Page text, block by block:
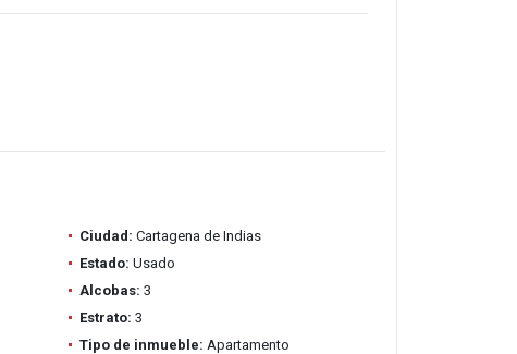
Ciudad: Cartagena de Indias
Estado: Usado
Alcobas: 3
Estrato: 3
Tipo de inmueble: Apartamento